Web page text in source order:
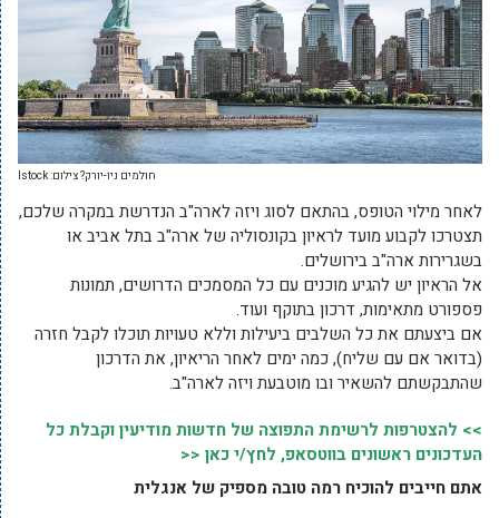
חולמים ניו-יורק? צילום: Istock
לאחר מילוי הטופס, בהתאם לסוג ויזה לארה"ב הנדרשת במקרה שלכם,
תצטרכו לקבוע מועד לראיון בקונסוליה של ארה"ב בתל אביב או
בשגרירות ארה"ב בירושלים.
אל הראיון יש להגיע מוכנים עם כל המסמכים הדרושים, תמונות
פספורט מתאימות, דרכון בתוקף ועוד.
אם ביצעתם את כל השלבים ביעילות וללא טעויות תוכלו לקבל חזרה
(בדואר אם עם שליח), כמה ימים לאחר הריאיון, את הדרכון
שהתבקשתם להשאיר ובו מוטבעת ויזה לארה"ב.
>> להצטרפות לרשימת התפוצה של חדשות מודיעין וקבלת כל
העדכונים ראשונים בווטסאפ, לחץ/י כאן <<
אתם חייבים להוכיח רמה טובה מספיק של אנגלית